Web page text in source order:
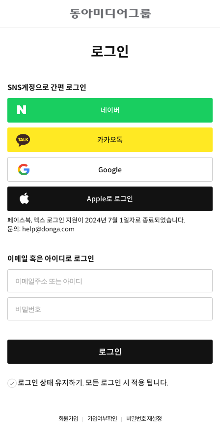
로그인
SNS계정으로 간편 로그인
네이버
카카오톡
Google
Apple로 로그인
페이스북, 엑스 로그인 지원이 2024년 7월 1일자로 종료되었습니다.
문의: help@donga.com
이메일 혹은 아이디로 로그인
로그인
로그인 상태 유지하기. 모든 로그인 시 적용 됩니다.
회원가입 가입여부확인 비밀번호 재설정